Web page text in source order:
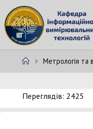
Skip
to
content
HomeМетрологія та
Переглядів: 2425